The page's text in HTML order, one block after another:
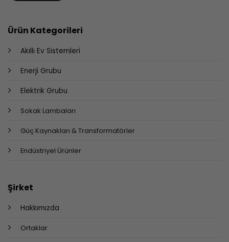
Ürün Kategorileri
Akıllı Ev Sistemleri
Enerji Grubu
Elektrik Grubu
Sokak Lambaları
Güç Kaynakları & Transformatörler
Endüstriyel Ürünler
Şirket
Hakkımızda
Ortaklar